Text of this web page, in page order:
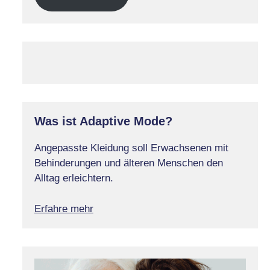
Was ist Adaptive Mode?
Angepasste Kleidung soll Erwachsenen mit
Behinderungen und älteren Menschen den
Alltag erleichtern.
Erfahre mehr